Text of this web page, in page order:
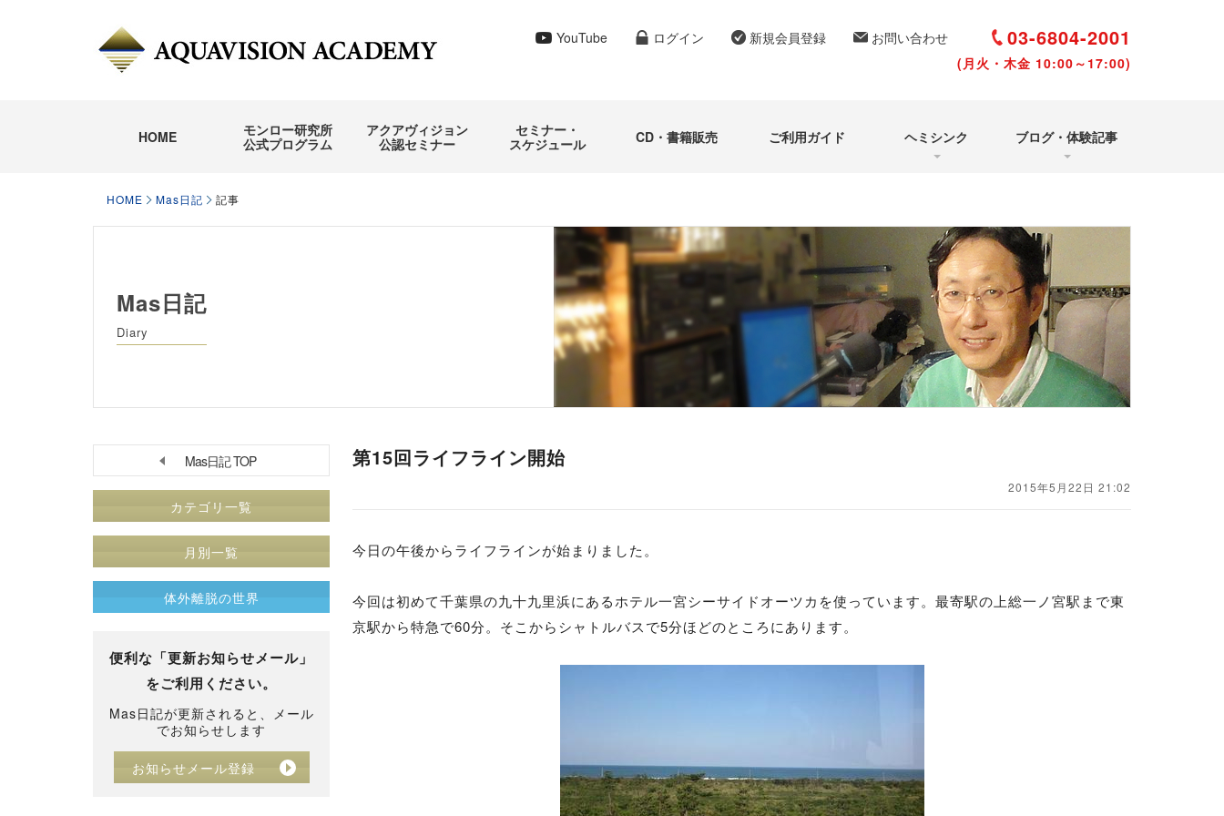
YouTube ログイン 新規会員登録 お問い合わせ 03-6804-2001
(月火・木金 10:00～17:00)
HOME
モンロー研究所
公式プログラム
アクアヴィジョン
公認セミナー
セミナー・
スケジュール
CD・書籍販売 ご利用ガイド
再受講について
ヘミシンク
よくあるご質問
ブログ・体験記事
体験シェアルーム
HOME Mas日記 記事
Mas日記
Diary
Mas日記 TOP
カテゴリ一覧
月別一覧
体外離脱の世界
便利な「更新お知らせメール」
をご利用ください。
Mas日記が更新されると、メール
でお知らせします
お知らせメール登録
第15回ライフライン開始
2015年5月22日 21:02
今日の午後からライフラインが始まりました。
今回は初めて千葉県の九十九里浜にあるホテル一宮シーサイドオーツカを使っています。最寄駅の上総一ノ宮駅まで東
京駅から特急で60分。そこからシャトルバスで5分ほどのところにあります。